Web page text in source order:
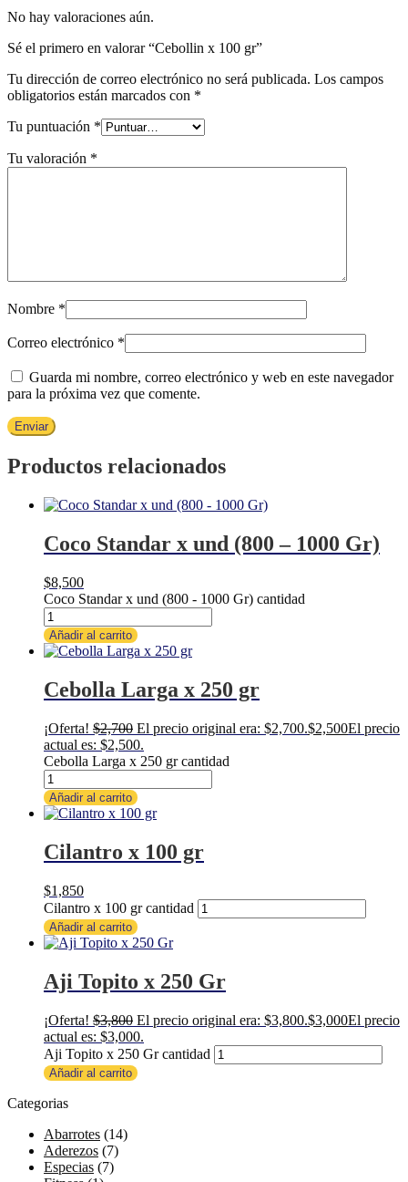
No hay valoraciones aún.
Sé el primero en valorar “Cebollin x 100 gr”
Tu dirección de correo electrónico no será publicada. Los campos
obligatorios están marcados con *
Tu puntuación *
Tu valoración *
Nombre *
Correo electrónico *
Guarda mi nombre, correo electrónico y web en este navegador
para la próxima vez que comente.
Productos relacionados
Coco Standar x und (800 – 1000 Gr)
$8,500
Coco Standar x und (800 - 1000 Gr) cantidad
Añadir al carrito
Cebolla Larga x 250 gr
¡Oferta! $2,700 El precio original era: $2,700.$2,500El precio
actual es: $2,500.
Cebolla Larga x 250 gr cantidad
Añadir al carrito
Cilantro x 100 gr
$1,850
Cilantro x 100 gr cantidad
Añadir al carrito
Aji Topito x 250 Gr
¡Oferta! $3,800 El precio original era: $3,800.$3,000El precio
actual es: $3,000.
Aji Topito x 250 Gr cantidad
Añadir al carrito
Categorias
Abarrotes (14)
Aderezos (7)
Especias (7)